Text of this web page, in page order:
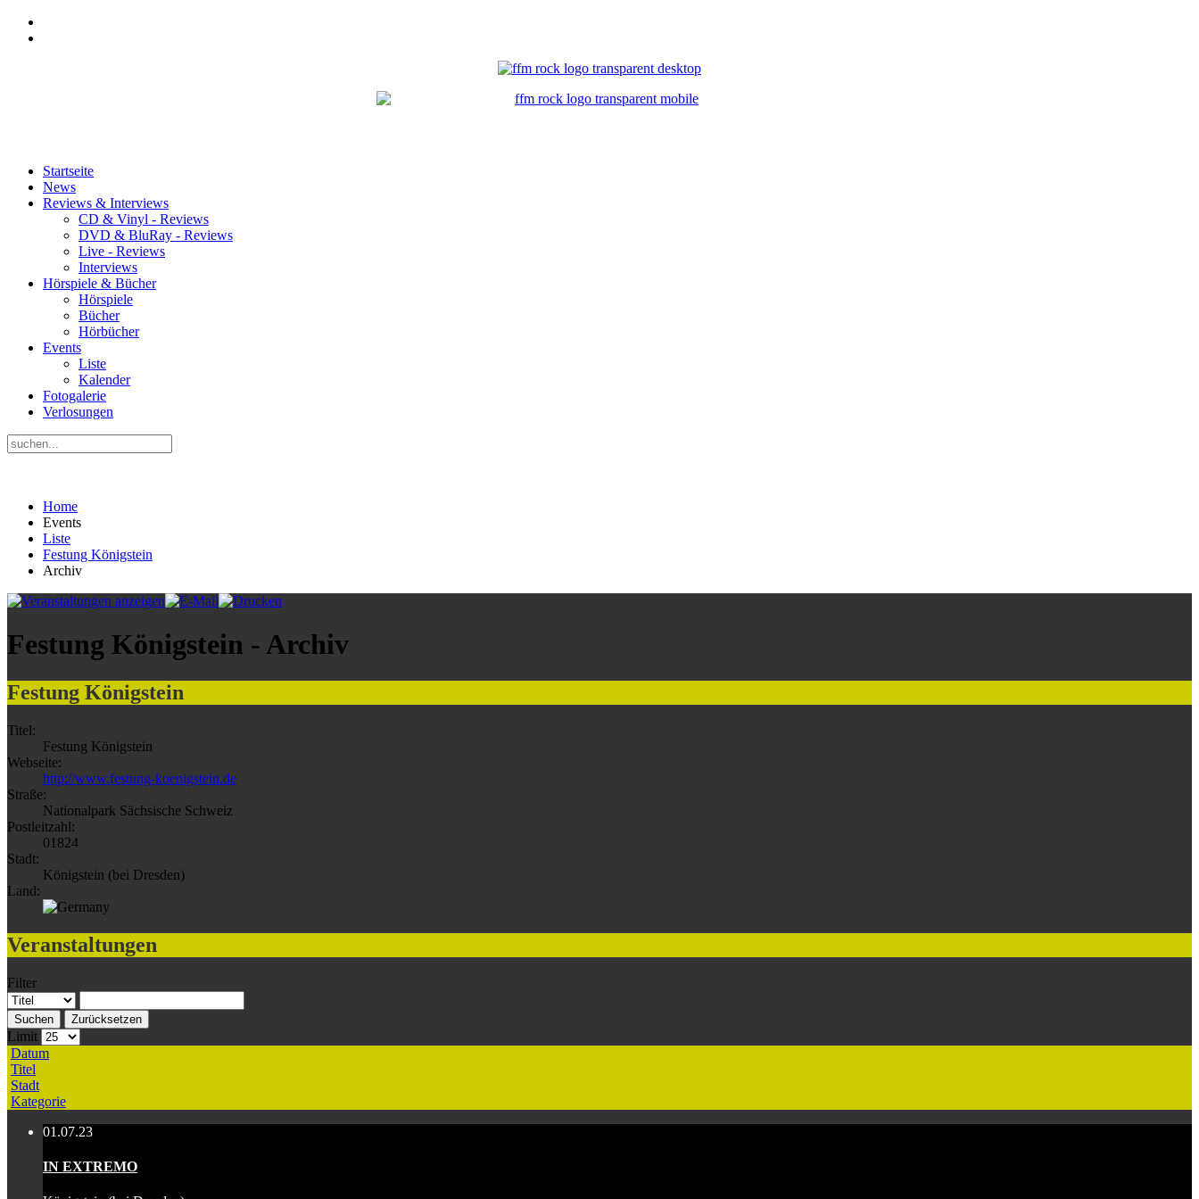
Startseite
News
Reviews & Interviews
CD & Vinyl - Reviews
DVD & BluRay - Reviews
Live - Reviews
Interviews
Hörspiele & Bücher
Hörspiele
Bücher
Hörbücher
Events
Liste
Kalender
Fotogalerie
Verlosungen
Home
Events
Liste
Festung Königstein
Archiv
Festung Königstein - Archiv
Festung Königstein
Titel:
Festung Königstein
Webseite:
http://www.festung-koenigstein.de
Straße:
Nationalpark Sächsische Schweiz
Postleitzahl:
01824
Stadt:
Königstein (bei Dresden)
Land:
Veranstaltungen
Filter
Suchen Zurücksetzen
Limit
Datum
Titel
Stadt
Kategorie
01.07.23
IN EXTREMO